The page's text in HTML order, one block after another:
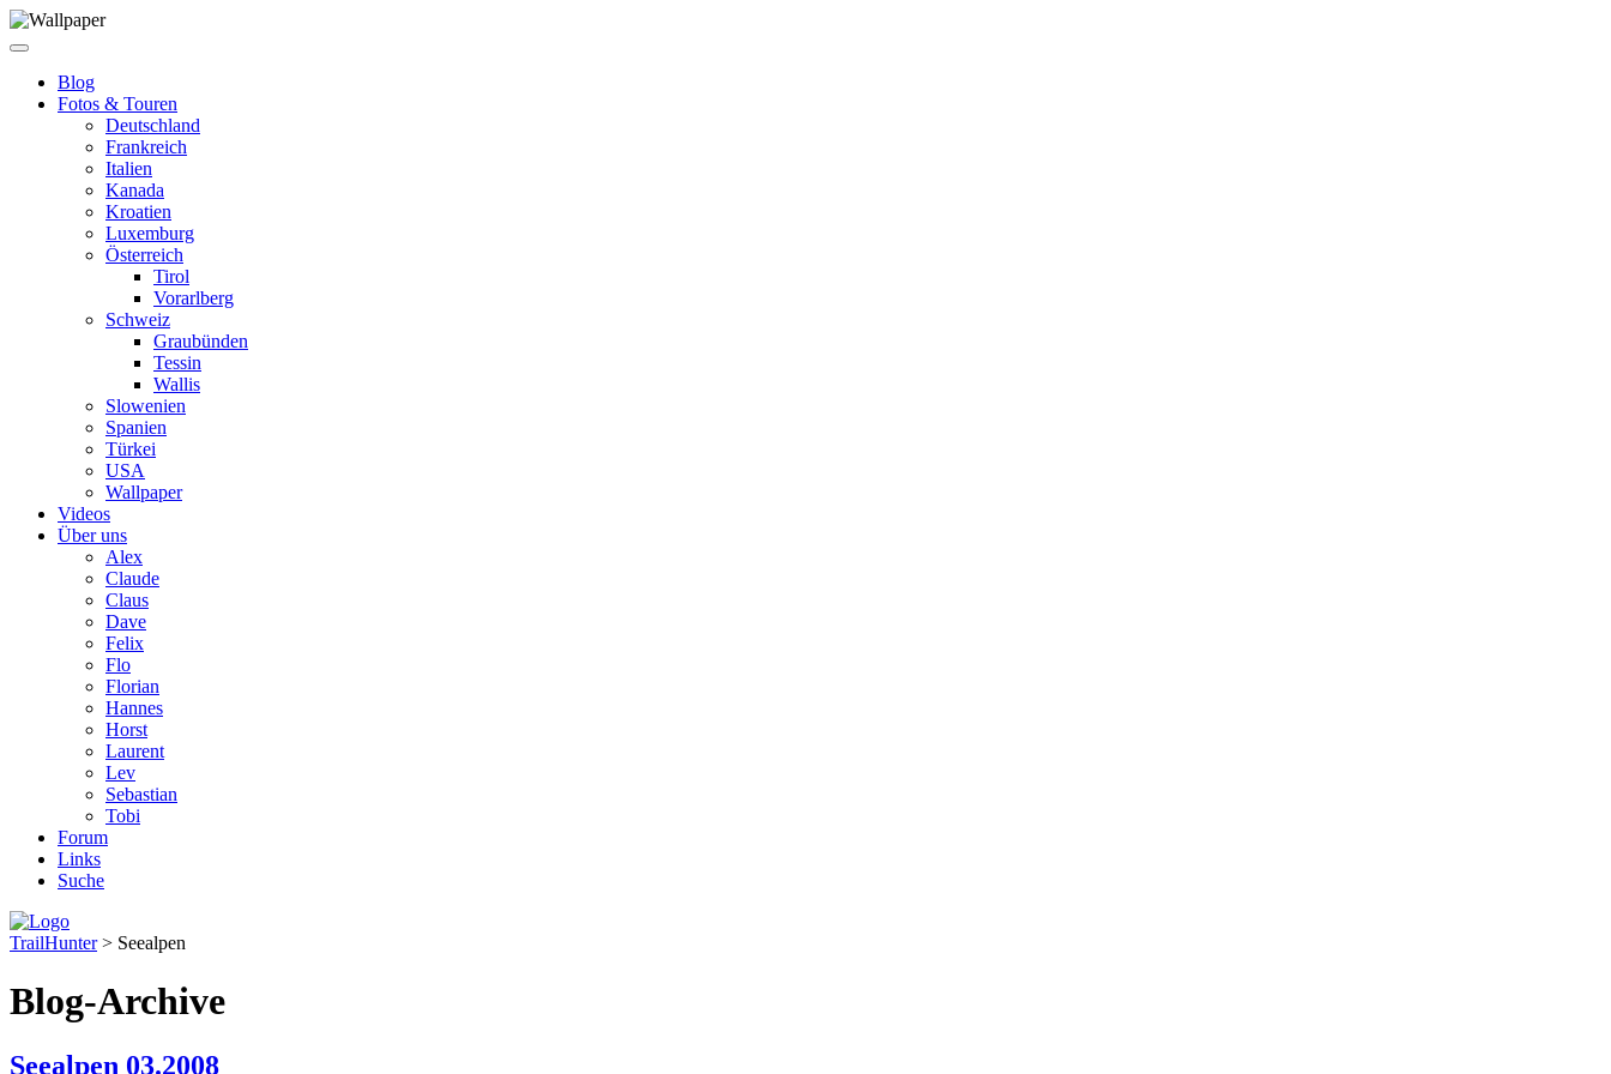
Blog
Fotos & Touren
Deutschland
Frankreich
Italien
Kanada
Kroatien
Luxemburg
Österreich
Tirol
Vorarlberg
Schweiz
Graubünden
Tessin
Wallis
Slowenien
Spanien
Türkei
USA
Wallpaper
Videos
Über uns
Alex
Claude
Claus
Dave
Felix
Flo
Florian
Hannes
Horst
Laurent
Lev
Sebastian
Tobi
Forum
Links
Suche
TrailHunter> Seealpen
Blog-Archive
Seealpen 03.2008